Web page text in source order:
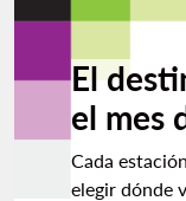
El
el mes
Cada
elegir dónde